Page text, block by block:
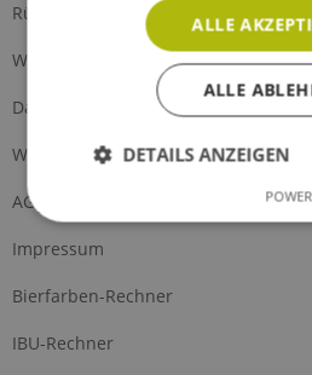
Rückgabe
Widerrufsrecht
Datenschutz
Widerrufsformular
AGB
Impressum
Bierfarben-Rechner
IBU-Rechner
ALLE
ALLE
DETAILS ANZEIGEN